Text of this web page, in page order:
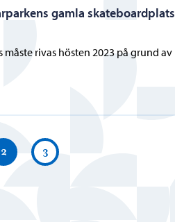
gamla skateboardplats
rivas hösten 2023 på grund av
2 3